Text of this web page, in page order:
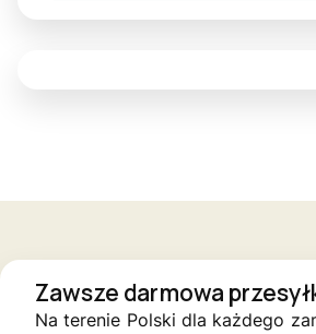
Zawsze darmowa
Na terenie Polski dla każdego